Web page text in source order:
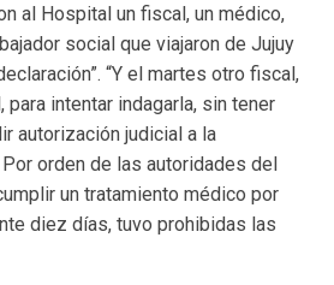
al Hospital un fiscal, un médico,
social que viajaron de Jujuy
“Y el martes otro fiscal,
para intentar indagarla, sin tener
autorización judicial a la
Por orden de las autoridades del
un tratamiento médico por
diez días, tuvo prohibidas las